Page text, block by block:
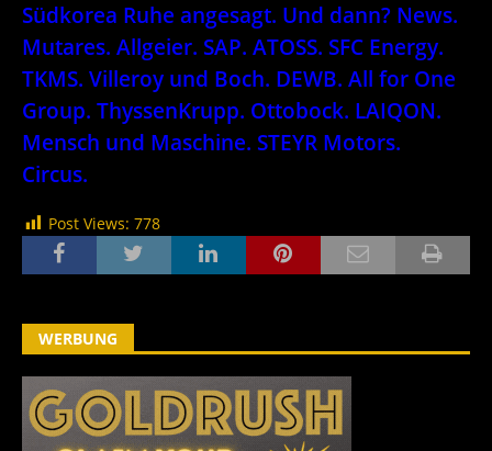
Südkorea Ruhe angesagt. Und dann? News.
Mutares. Allgeier. SAP. ATOSS. SFC Energy.
TKMS. Villeroy und Boch. DEWB. All for One
Group. ThyssenKrupp. Ottobock. LAIQON.
Mensch und Maschine. STEYR Motors.
Circus.
Post Views: 778
WERBUNG